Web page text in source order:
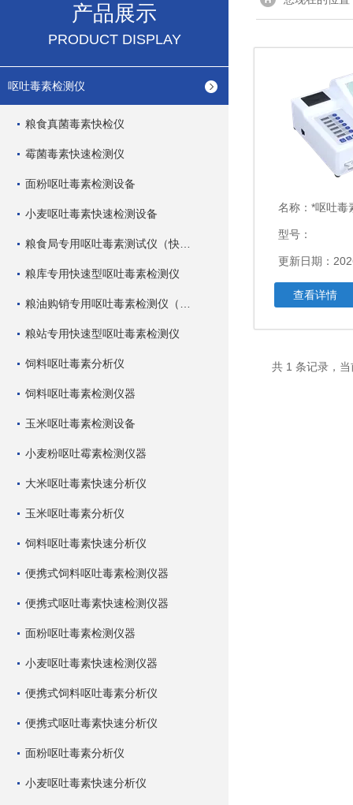
产品展示
PRODUCT DISPLAY
呕吐毒素检测仪
粮食真菌毒素快检仪
霉菌毒素快速检测仪
面粉呕吐毒素检测设备
小麦呕吐毒素快速检测设备
粮库专用快速型呕吐毒素检测仪
粮站专用快速型呕吐毒素检测仪
饲料呕吐毒素分析仪
饲料呕吐毒素检测仪器
玉米呕吐毒素检测设备
小麦粉呕吐霉素检测仪器
大米呕吐毒素快速分析仪
玉米呕吐毒素分析仪
饲料呕吐毒素快速分析仪
便携式饲料呕吐毒素检测仪器
便携式呕吐毒素快速检测仪器
面粉呕吐毒素检测仪器
小麦呕吐毒素快速检测仪器
便携式饲料呕吐毒素分析仪
便携式呕吐毒素快速分析仪
面粉呕吐毒素分析仪
小麦呕吐毒素快速分析仪
名称： *呕吐毒
型号：
更新日期：
查看详情
共 1 条记录，